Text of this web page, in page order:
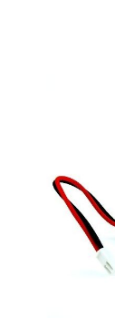
17,95 €
zzgl.MwSt.:
Batterie